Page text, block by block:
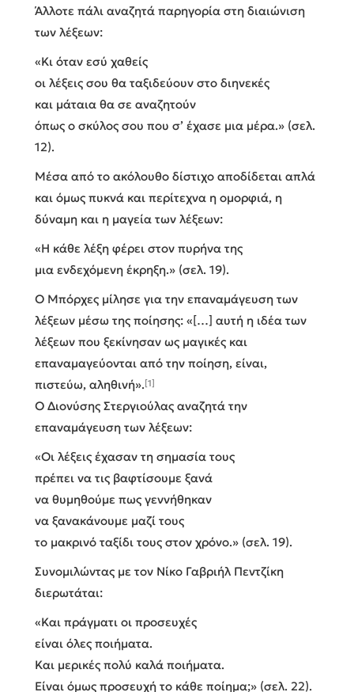
Άλλοτε πάλι αναζητά παρηγορία στη διαιώνιση
των λέξεων:
«Κι όταν εσύ χαθείς
οι λέξεις σου θα ταξιδεύουν στο διηνεκές
και μάταια θα σε αναζητούν
όπως ο σκύλος σου που σ’ έχασε μια μέρα.» (σελ.
12).
Μέσα από το ακόλουθο δίστιχο αποδίδεται απλά
και όμως πυκνά και περίτεχνα η ομορφιά, η
δύναμη και η μαγεία των λέξεων:
«Η κάθε λέξη φέρει στον πυρήνα της
μια ενδεχόμενη έκρηξη.» (σελ. 19).
Ο Μπόρχες μίλησε για την επαναμάγευση των
λέξεων μέσω της ποίησης: «[…] αυτή η ιδέα των
λέξεων που ξεκίνησαν ως μαγικές και
επαναμαγεύονται από την ποίηση, είναι,
πιστεύω, αληθινή». [1]
Ο Διονύσης Στεργιούλας αναζητά την
επαναμάγευση των λέξεων:
«Οι λέξεις έχασαν τη σημασία τους
πρέπει να τις βαφτίσουμε ξανά
να θυμηθούμε πως γεννήθηκαν
να ξανακάνουμε μαζί τους
το μακρινό ταξίδι τους στον χρόνο.» (σελ. 19).
Συνομιλώντας με τον Νίκο Γαβριήλ Πεντζίκη
διερωτάται:
«Και πράγματι οι προσευχές
είναι όλες ποιήματα.
Και μερικές πολύ καλά ποιήματα.
Είναι όμως προσευχή το κάθε ποίημα;» (σελ. 22).